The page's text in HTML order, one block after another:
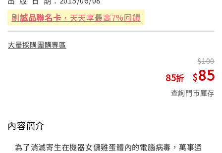
刷誠品聯名卡 ，天天享最高7%回饋
大量採購團購專區
85
100
85
查詢門市庫存
內容簡介
為了消滅寄生在機器女傭雞蛋體內的電腦病毒，萬事通